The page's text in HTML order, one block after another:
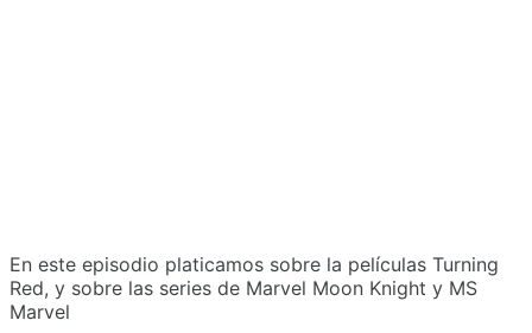
En este episodio platicamos sobre la películas Turning
Red, y sobre las series de Marvel Moon Knight y MS
Marvel